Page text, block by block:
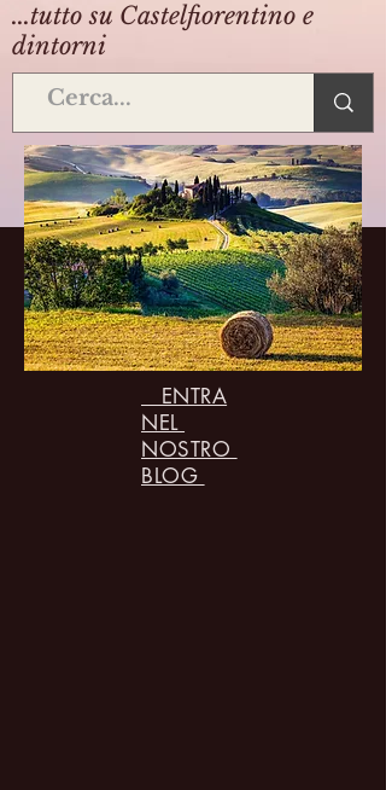
...tutto su Castelfiorentino e
dintorni
ENTRA
NEL
NOSTRO
BLOG